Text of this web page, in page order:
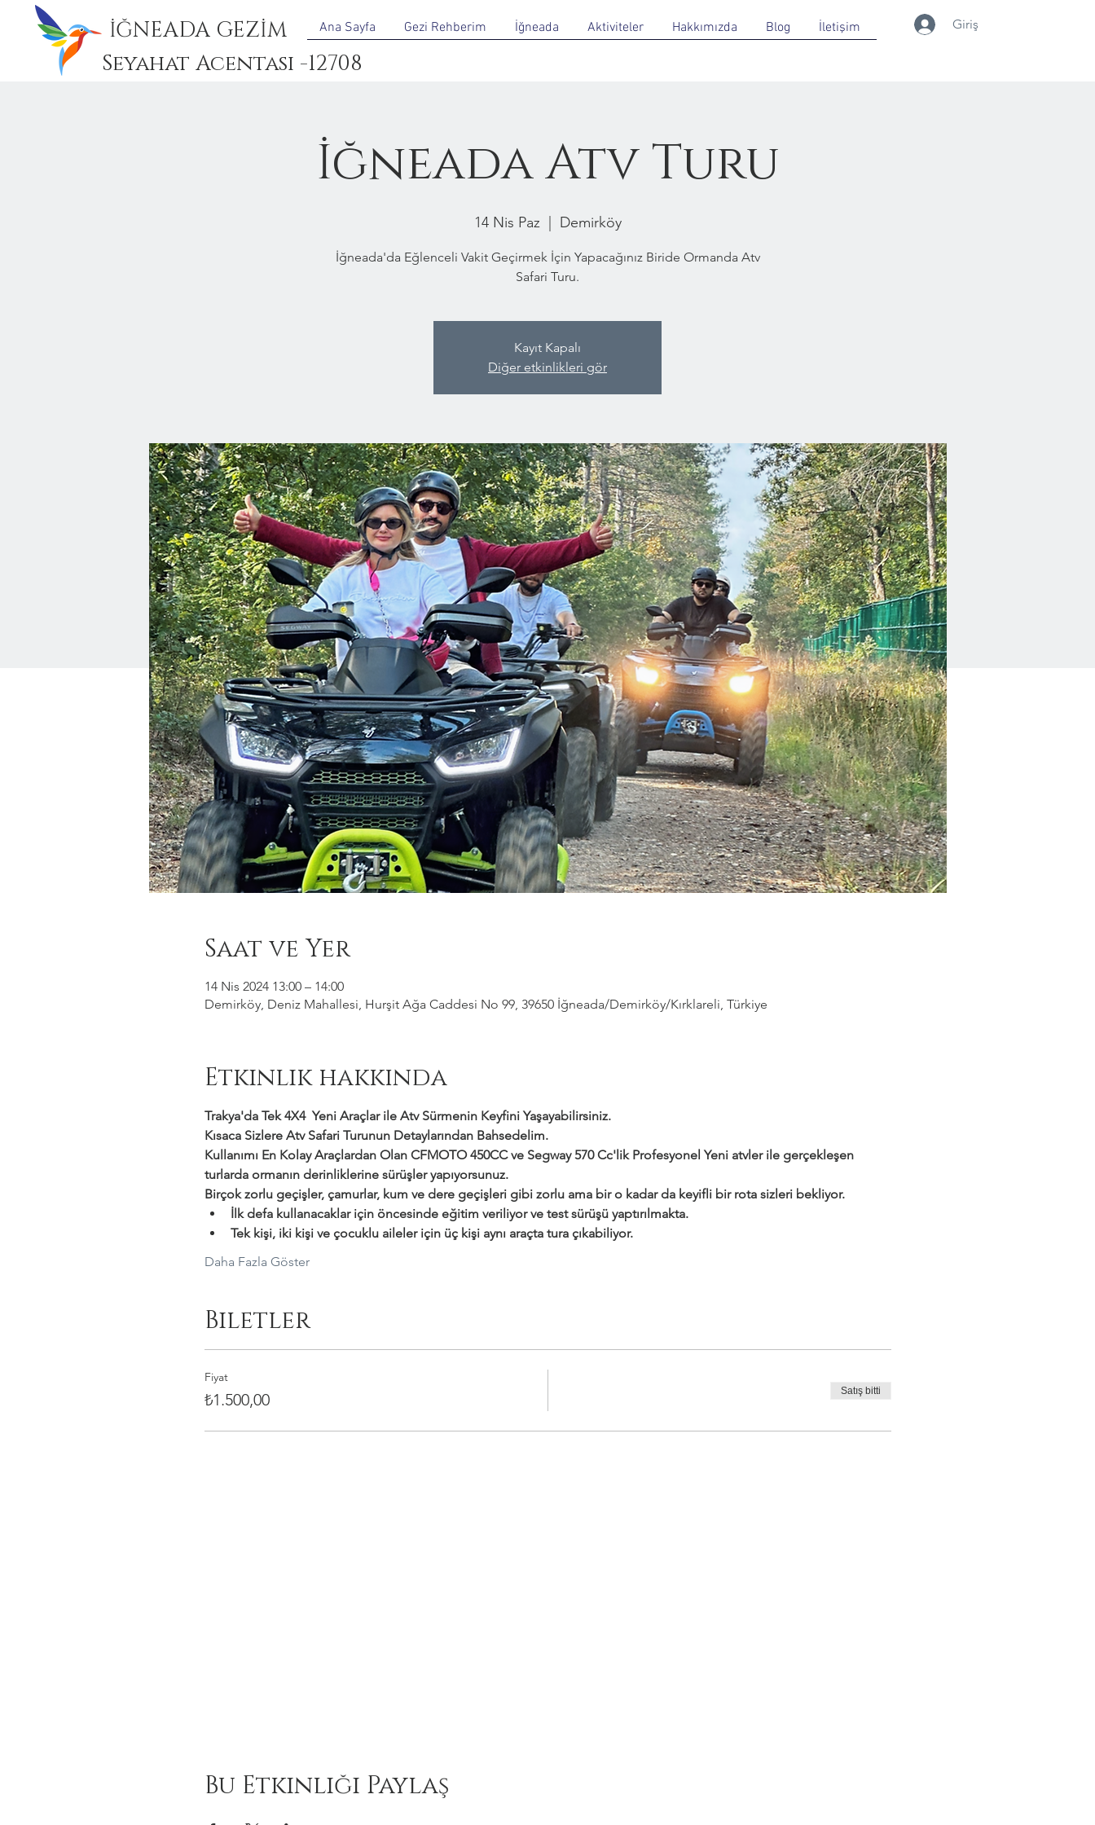
İĞNEADA GEZİM
Seyahat Acentası -12708
Ana Sayfa Gezi Rehberim İğneada Aktiviteler Hakkımızda Blog İletişim Giriş
İğneada Atv Turu
14 Nis Paz
  |
Demirköy
İğneada'da Eğlenceli Vakit Geçirmek İçin Yapacağınız Biride Ormanda Atv
Safari Turu.
Kayıt Kapalı
Diğer etkinlikleri gör
Saat ve Yer
14 Nis 2024 13:00 – 14:00
Demirköy, Deniz Mahallesi, Hurşit Ağa Caddesi No 99, 39650 İğneada/Demirköy/Kırklareli, Türkiye
Etkinlik hakkında
Trakya'da Tek 4X4  Yeni Araçlar ile Atv Sürmenin Keyfini Yaşayabilirsiniz.
Kısaca Sizlere Atv Safari Turunun Detaylarından Bahsedelim.
Kullanımı En Kolay Araçlardan Olan CFMOTO 450CC ve Segway 570 Cc'lik Profesyonel Yeni atvler ile gerçekleşen
turlarda ormanın derinliklerine sürüşler yapıyorsunuz.
Birçok zorlu geçişler, çamurlar, kum ve dere geçişleri gibi zorlu ama bir o kadar da keyifli bir rota sizleri bekliyor.
İlk defa kullanacaklar için öncesinde eğitim veriliyor ve test sürüşü yaptırılmakta.
Tek kişi, iki kişi ve çocuklu aileler için üç kişi aynı araçta tura çıkabiliyor.
Daha Fazla Göster
Biletler
Fiyat
₺1.500,00 Satış bitti
Bu Etkinliği Paylaş